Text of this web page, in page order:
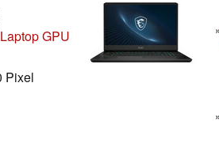
GPU
Pixel